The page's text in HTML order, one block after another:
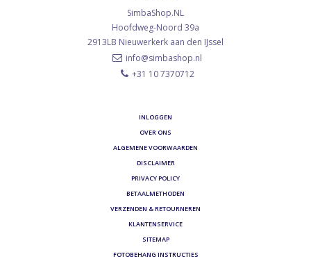
SimbaShop.NL
Hoofdweg-Noord 39a
2913LB Nieuwerkerk aan den IJssel
info@simbashop.nl
+31 10 7370712
INLOGGEN
OVER ONS
ALGEMENE VOORWAARDEN
DISCLAIMER
PRIVACY POLICY
BETAALMETHODEN
VERZENDEN & RETOURNEREN
KLANTENSERVICE
SITEMAP
FOTOBEHANG INSTRUCTIES